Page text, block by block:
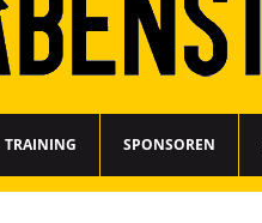
TRAINING SPONSOREN